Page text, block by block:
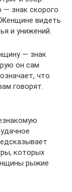
знак скорого
видеть
и унижений.
— знак
он сам
что
говорят.
которых
рыжие